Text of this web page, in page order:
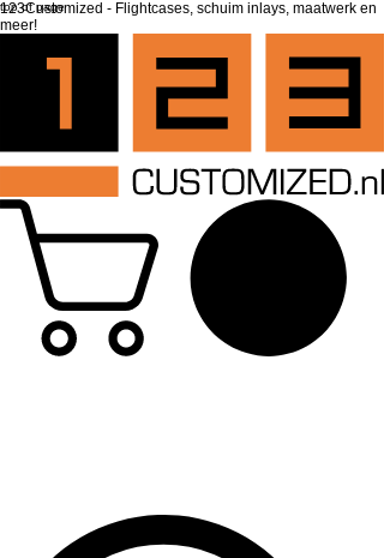
top of page
123Customized - Flightcases, schuim inlays, maatwerk en
meer!